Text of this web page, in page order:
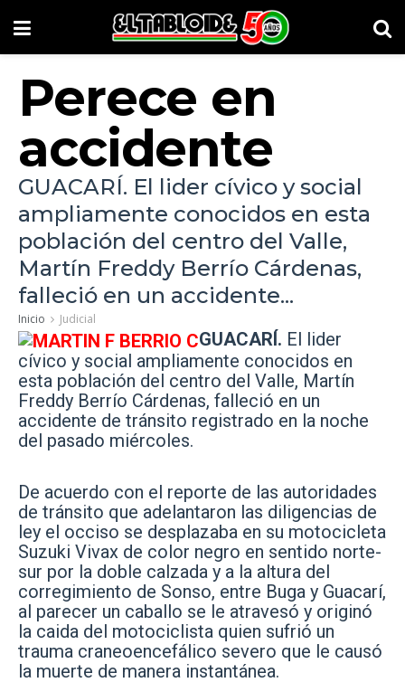
Perece en
accidente
GUACARÍ. El lider cívico y social
ampliamente conocidos en esta
población del centro del Valle,
Martín Freddy Berrío Cárdenas,
falleció en un accidente...
Inicio Judicial
GUACARÍ. El lider
cívico y social ampliamente conocidos en
esta población del centro del Valle, Martín
Freddy Berrío Cárdenas, falleció en un
accidente de tránsito registrado en la noche
del pasado miércoles.
De acuerdo con el reporte de las autoridades
de tránsito que adelantaron las diligencias de
ley el occiso se desplazaba en su motocicleta
Suzuki Vivax de color negro en sentido norte-
sur por la doble calzada y a la altura del
corregimiento de Sonso, entre Buga y Guacarí,
al parecer un caballo se le atravesó y originó
la caida del motociclista quien sufrió un
trauma craneoencefálico severo que le causó
la muerte de manera instantánea.